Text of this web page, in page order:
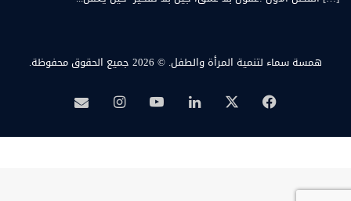
همسة سماء لتنمية المرأة والطفل. © 2026 جميع الحقوق محفوظة.
فيسبوك لينكدإن‫YouTubeانستقرامبريد
همسة